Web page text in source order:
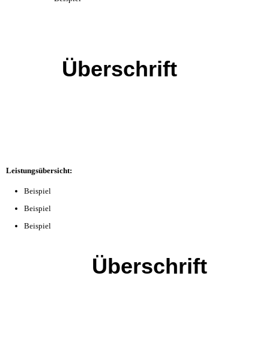
Überschrift
Leistungsübersicht:
Beispiel
Beispiel
Beispiel
Überschrift